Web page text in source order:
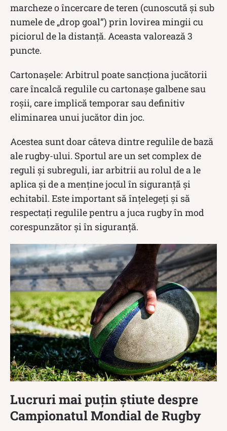
marcheze o încercare de teren (cunoscută și sub
numele de „drop goal”) prin lovirea mingii cu
piciorul de la distanță. Aceasta valorează 3
puncte.
Cartonașele: Arbitrul poate sancționa jucătorii
care încalcă regulile cu cartonașe galbene sau
roșii, care implică temporar sau definitiv
eliminarea unui jucător din joc.
Acestea sunt doar câteva dintre regulile de bază
ale rugby-ului. Sportul are un set complex de
reguli și subreguli, iar arbitrii au rolul de a le
aplica și de a menține jocul în siguranță și
echitabil. Este important să înțelegeți și să
respectați regulile pentru a juca rugby în mod
corespunzător și în siguranță.
Lucruri mai puțin știute despre
Campionatul Mondial de Rugby